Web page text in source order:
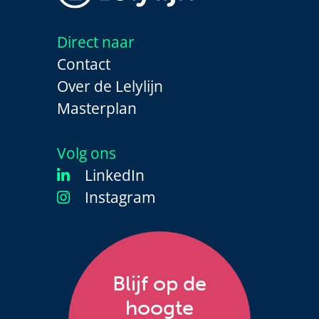
Direct naar
Contact
Over de Lelylijn
Masterplan
Volg ons
LinkedIn
Instagram
Blijf op de
hoogte